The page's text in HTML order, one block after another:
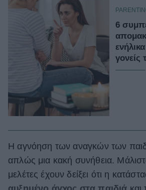
6
γονείς
Η αγνόηση των αναγκών των
απλώς μια κακή συνήθεια.
μελέτες έχουν δείξει ότι η